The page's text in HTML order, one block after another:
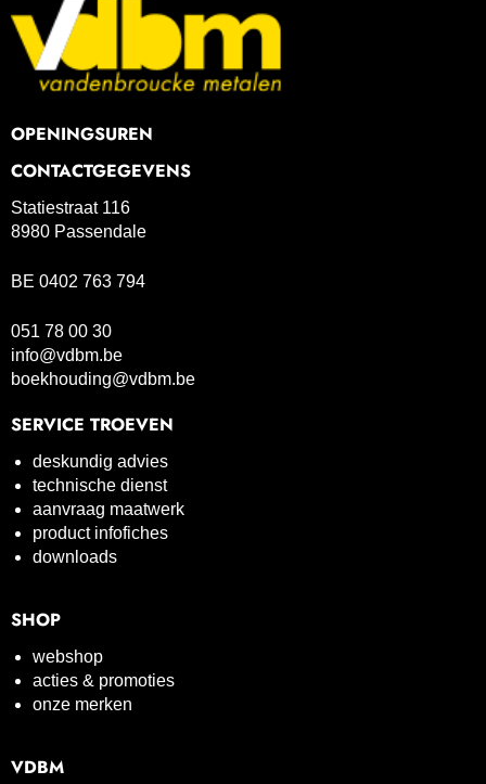
OPENINGSUREN
CONTACTGEGEVENS
Statiestraat 116
8980 Passendale
BE 0402 763 794
051 78 00 30
info@vdbm.be
boekhouding@vdbm.be
SERVICE TROEVEN
deskundig advies
technische dienst
aanvraag maatwerk
product infofiches
downloads
SHOP
webshop
acties & promoties
onze merken
VDBM